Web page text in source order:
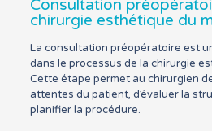
Consultation
chirurgie esthétique du
La consultation préopératoire est
dans le processus de la chirurgie
Cette étape permet au chirurgien
attentes du patient, d’évaluer la
planifier la procédure.